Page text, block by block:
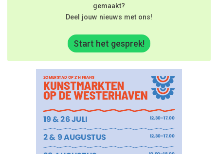
gemaakt?
Deel jouw nieuws met ons!
Start het gesprek!